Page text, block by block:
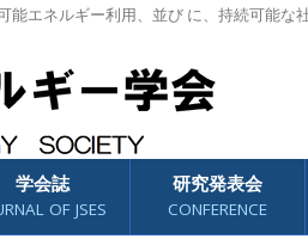
エネルギー利用、並び に、持続可能
学会誌
OF JSES
研究発表会
CONFERENCE